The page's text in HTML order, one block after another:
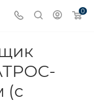
0
(с